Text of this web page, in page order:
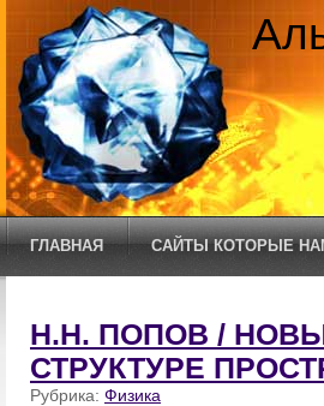
ГЛАВНАЯ САЙТЫ КОТОРЫЕ
Н.Н. ПОПОВ /
СТРУКТУРЕ
Рубрика: Физика